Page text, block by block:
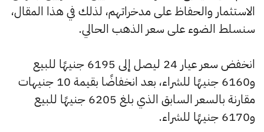
الاستثمار والحفاظ على مدخراتهم، لذلك في هذا المقال،
سنسلط الضوء على سعر الذهب الحالي.
انخفض سعر عيار 24 ليصل إلى 6195 جنيهًا للبيع
و6160 جنيهًا للشراء، بعد انخفاضًا بقيمة 10 جنيهات
مقارنة بالسعر السابق الذي بلغ 6205 جنيهًا للبيع
و6170 جنيهًا للشراء.